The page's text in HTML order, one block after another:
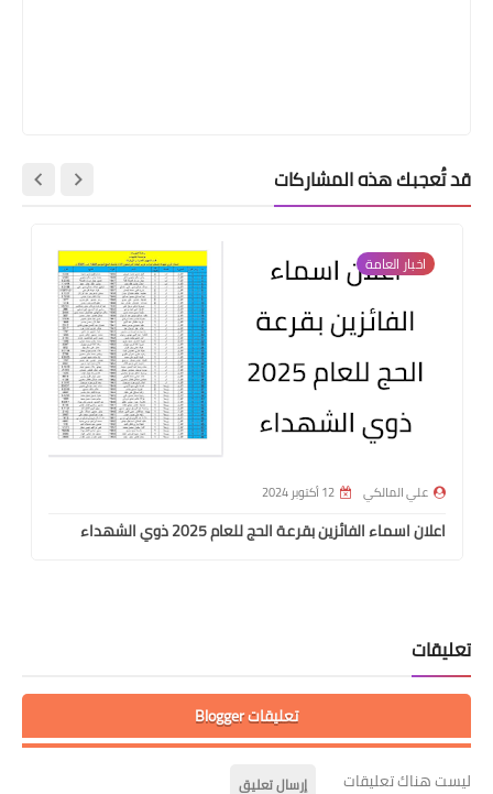
قد تُعجبك هذه المشاركات
اخبار العامة
علي المالكي 12 أكتوبر 2024
اعلان اسماء الفائزين بقرعة الحج للعام 2025 ذوي الشهداء
تعليقات
تعليقات Blogger
ليست هناك تعليقات إرسال تعليق